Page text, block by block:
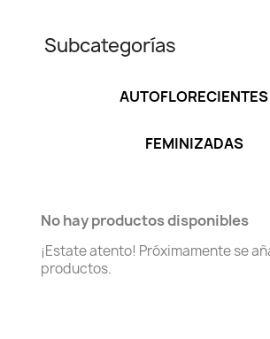
Subcategorías
AUTOFLORECIENTES
FEMINIZADAS
No hay productos disponibles
¡Estate atento! Próximamente se
productos.